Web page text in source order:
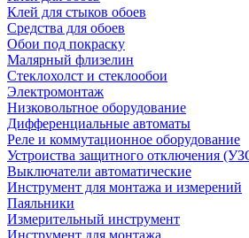
Клей для стыков обоев
Средства для обоев
Обои под покраску
Малярный флизелин
Стеклохолст и стеклообои
Электромонтаж
Низковольтное оборудование
Дифференциальные автоматы
Реле и коммутационное оборудование
Устроиства защитного отключения
Выключатели автоматические
Инструмент для монтажа и измерений
Паяльники
Измерительный инструмент
Инструмент для монтажа